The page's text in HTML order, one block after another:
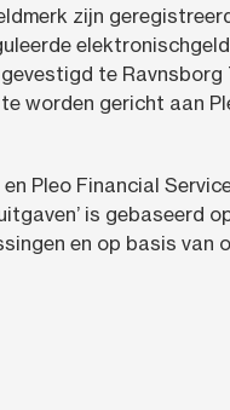
zijn
te Ravnsborg
worden gericht aan
Pleo Financial
is
en op basis van